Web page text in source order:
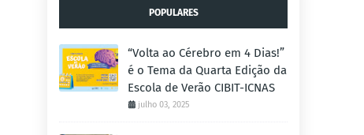
POPULARES
“Volta ao Cérebro em 4 Dias!”
é o Tema da Quarta Edição da
Escola de Verão CIBIT-ICNAS
julho 03, 2025